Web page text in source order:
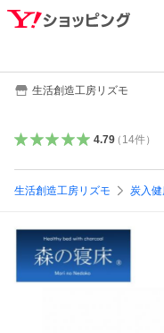
生活創造工房リズモ
4.79（ 14件）
生活創造工房リズモ 炭入健